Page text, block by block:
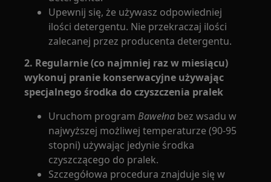
Upewnij się, że używasz odpowiedniej
ilości detergentu. Nie przekraczaj ilości
zalecanej przez producenta detergentu.
2. Regularnie (co najmniej raz w miesiącu)
wykonuj pranie konserwacyjne używając
specjalnego środka do czyszczenia pralek
Uruchom programBawełna bez wsadu w
najwyższej możliwej temperaturze (90-95
stopni) używając jedynie środka
czyszczącego do pralek.
Szczegółowa procedura znajduje się w